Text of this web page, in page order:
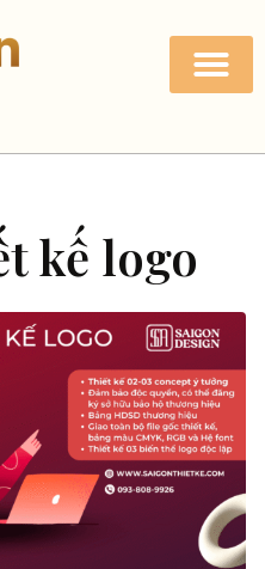
kế logo